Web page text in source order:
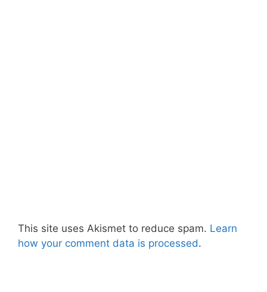
This site uses Akismet to reduce spam. Learn
how your comment data is processed.